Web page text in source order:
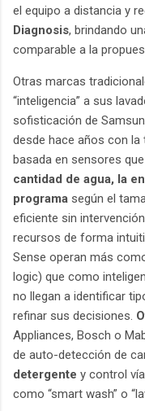
el equipo a distancia y
Diagnosis, brindando
comparable a la
Otras marcas
“inteligencia” a sus
sofisticación de
desde hace años con la
basada en sensores que
cantidad de agua, la
programa según el
eficiente sin
recursos de forma
Sense operan más
logic) que como
no llegan a identificar
refinar sus decisiones.
Appliances, Bosch o
de auto-detección de
detergente y control
como “smart wash” o